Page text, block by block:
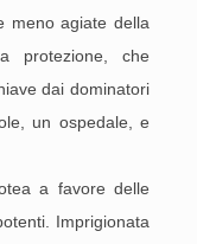
meno agiate della
protezione, che
dai dominatori
un ospedale, e
a favore delle
Imprigionata